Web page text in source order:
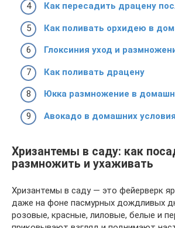
Как пересадить драцену
Как поливать орхидею в
Глоксиния уход и
Как поливать драцену
Юкка размножение в
Авокадо в домашних
Хризантемы в саду: как
размножить и ухаживать
Хризантемы в саду — это фейерверк
даже на фоне пасмурных дождливых
розовые, красные, лиловые, белые и